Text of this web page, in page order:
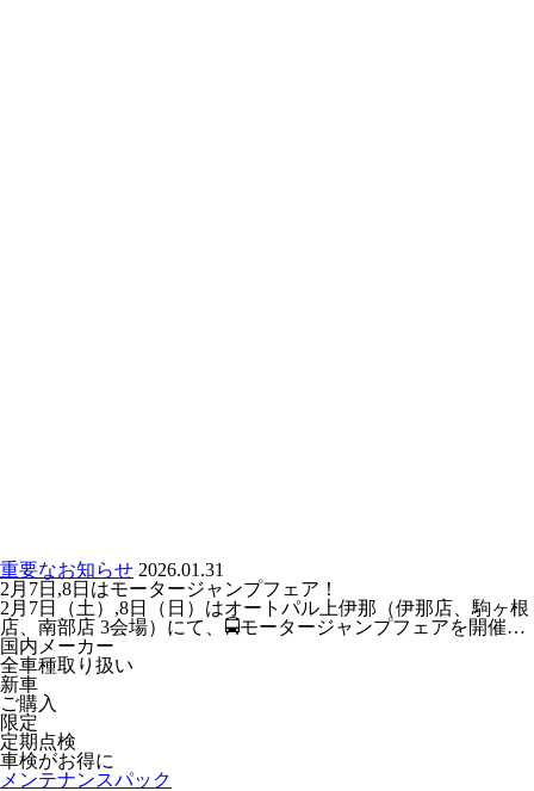
重要なお知らせ 2026.01.31
2月7日,8日はモータージャンプフェア！
2月7日（土）,8日（日）はオートパル上伊那（伊那店、駒ヶ根
店、南部店 3会場）にて、🚍️モータージャンプフェアを開催…
国内メーカー
全車種取り扱い
新車
ご購入
限定
定期点検
車検がお得に
メンテナンスパック